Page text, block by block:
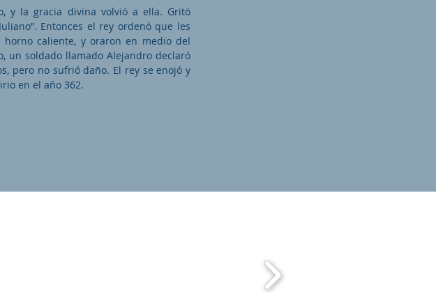
y la gracia divina volvió a ella. Gritó
Entonces el rey ordenó que les
caliente, y oraron en medio del
un soldado llamado Alejandro declaró
pero no sufrió daño. El rey se enojó y
en el año 362.